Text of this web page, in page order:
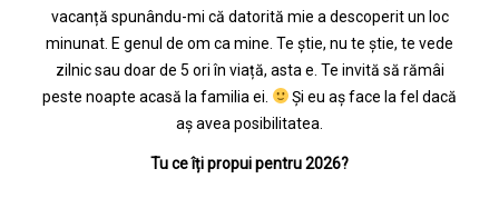
vacanță spunându-mi că datorită mie a descoperit un loc
minunat. E genul de om ca mine. Te știe, nu te știe, te vede
zilnic sau doar de 5 ori în viață, asta e. Te invită să rămâi
peste noapte acasă la familia ei.
Și eu aș face la fel dacă
aș avea posibilitatea.
Tu ce îți propui pentru 2026?